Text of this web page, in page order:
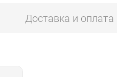
Доставка и оплата